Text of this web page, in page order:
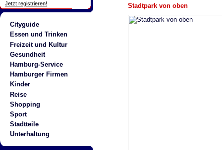
Jetzt registrieren!
Cityguide
Essen und Trinken
Freizeit und Kultur
Gesundheit
Hamburg-Service
Hamburger Firmen
Kinder
Reise
Shopping
Sport
Stadtteile
Unterhaltung
Stadtpark von oben